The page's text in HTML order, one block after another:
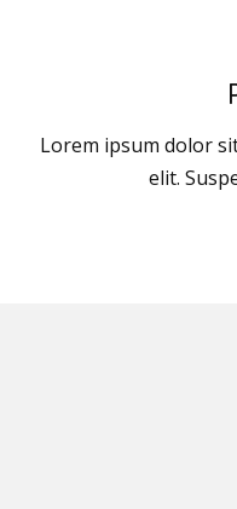
Lorem ipsum dolor
elit.